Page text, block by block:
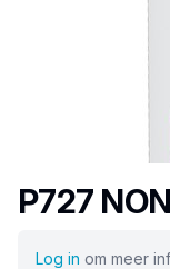
P727
Log in om meer